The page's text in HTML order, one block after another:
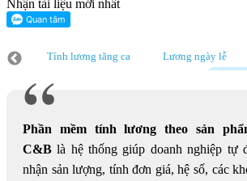
Nhận tài liệu mới nhất
lương tăng ca Lương ngày lễ
File Excel
Phần mềm tính lương theo sản
C&B là hệ thống giúp doanh nghiệp tự
nhận sản lượng, tính đơn giá, hệ số, các